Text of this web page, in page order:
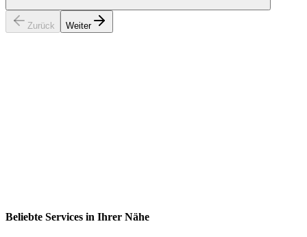
Zurück Weiter
Beliebte Services in Ihrer Nähe